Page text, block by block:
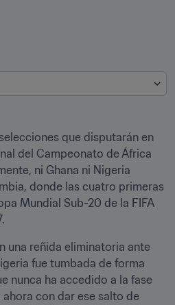
que disputarán en
del Campeonato de África
ni Ghana ni Nigeria
donde las cuatro primeras
Mundial Sub-20 de la FIFA
una reñida eliminatoria ante
fue tumbada de forma
nunca ha accedido a la fase
con dar ese salto de